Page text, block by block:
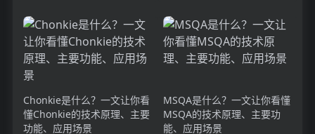
Chonkie是什么？一文让你看
懂Chonkie的技术原理、主要
功能、应用场景
MSQA是什么？一文让你看懂
MSQA的技术原理、主要功
能、应用场景